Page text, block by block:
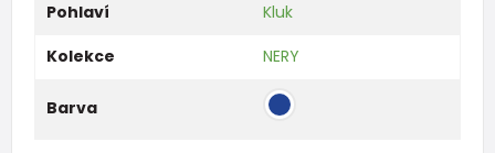
Pohlaví
Kluk
Kolekce
NERY
Barva